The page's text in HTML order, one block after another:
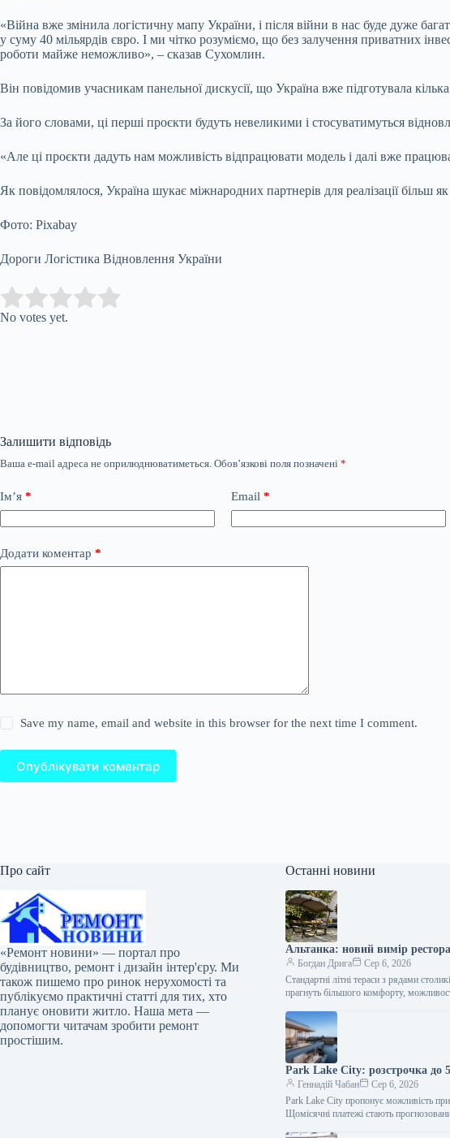
«Війна вже змінила логістичну мапу України, і після війни в нас буде дуже
у суму 40 мільярдів євро. І ми чітко розуміємо, що без залучення приватних
роботи майже неможливо», – сказав Сухомлин.
Він повідомив учасникам панельної дискусії, що Україна вже підготувала
За його словами, ці перші проєкти будуть невеликими і стосуватимуться
«Але ці проєкти дадуть нам можливість відпрацювати модель і далі вже
Як повідомлялося, Україна шукає міжнародних партнерів для реалізації більш
Фото: Pixabay
Дороги Логістика Відновлення України
Rate this item:
No votes yet.
Залишити відповідь
Ваша e-mail адреса не оприлюднюватиметься. Обов’язкові поля позначені *
Ім’я * Email *
Додати коментар *
Save my name, email and website in this browser for the next time I comment.
Опублікувати коментар
Про сайт
«Ремонт новини» — портал про
будівництво, ремонт і дизайн інтер'єру. Ми
також пишемо про ринок нерухомості та
публікуємо практичні статті для тих, хто
планує оновити житло. Наша мета —
допомогти читачам зробити ремонт
простішим.
Останні новини
Альтанка: новий вимір
Богдан Дрига
Сер 6, 2026
Стандартні літні тераси з рядами
прагнуть більшого комфорту,
Park Lake City: розстрочка до
Геннадій Чабан
Сер 6, 2026
Park Lake City пропонує можливість
Щомісячні платежі стають